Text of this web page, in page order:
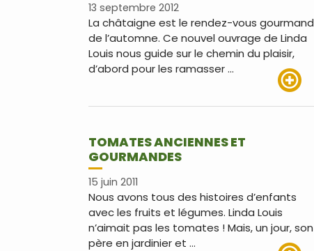
13 septembre 2012
La châtaigne est le rendez-vous gourmand
de l’automne. Ce nouvel ouvrage de Linda
Louis nous guide sur le chemin du plaisir,
d’abord pour les ramasser …
TOMATES ANCIENNES ET
GOURMANDES
15 juin 2011
Nous avons tous des histoires d’enfants
avec les fruits et légumes. Linda Louis
n’aimait pas les tomates ! Mais, un jour, son
père en jardinier et …